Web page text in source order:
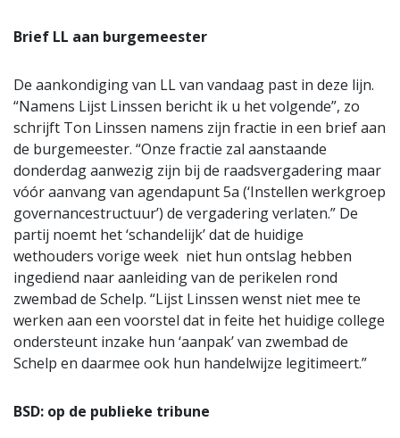
Brief LL aan burgemeester
De aankondiging van LL van vandaag past in deze lijn.
“Namens Lijst Linssen bericht ik u het volgende”, zo
schrijft Ton Linssen namens zijn fractie in een brief aan
de burgemeester. “Onze fractie zal aanstaande
donderdag aanwezig zijn bij de raadsvergadering maar
vóór aanvang van agendapunt 5a (‘Instellen werkgroep
governancestructuur’) de vergadering verlaten.” De
partij noemt het ‘schandelijk’ dat de huidige
wethouders vorige week niet hun ontslag hebben
ingediend naar aanleiding van de perikelen rond
zwembad de Schelp. “Lijst Linssen wenst niet mee te
werken aan een voorstel dat in feite het huidige college
ondersteunt inzake hun ‘aanpak’ van zwembad de
Schelp en daarmee ook hun handelwijze legitimeert.”
BSD: op de publieke tribune